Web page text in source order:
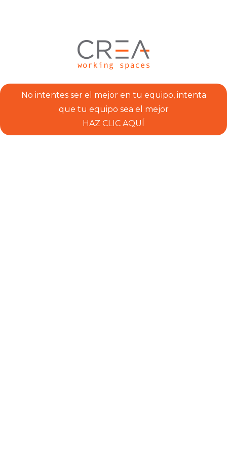
No intentes ser el mejor en tu equipo, intenta
que tu equipo sea el mejor
HAZ CLIC AQUÍ